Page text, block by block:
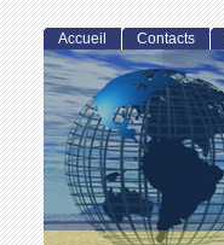
Accueil Contacts